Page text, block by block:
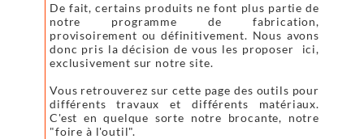
De fait, certains produits ne font plus partie de
notre programme de fabrication,
provisoirement ou définitivement. Nous avons
donc pris la décision de vous les proposer ici,
exclusivement sur notre site.
Vous retrouverez sur cette page des outils pour
différents travaux et différents matériaux.
C'est en quelque sorte notre brocante, notre
"foire à l'outil".